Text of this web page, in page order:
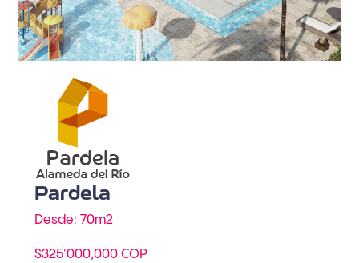
Barranquilla - Barranquilla
Pardela
Desde: 70m2
$325'000,000 COP